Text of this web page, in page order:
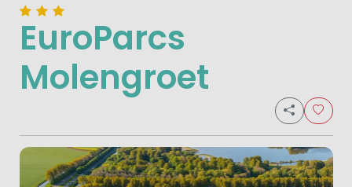
EuroParcs
Molengroet